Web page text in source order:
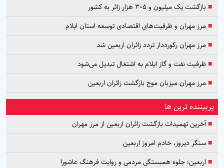
■بازگشت یک میلیون و ۳۰۵ هزار زائر به کشور
■مرز مهران و ظرفیت‌های اقتصادی توسعه استان ایلام
■مرز مهران رکورددار تردد زائران اربعین شد
■ظرفیت نفت و گاز ایلام به اشتغال تبدیل می‌شود
■مرز مهران میزبان موج بازگشت زائران اربعین
پربیننده ترین ها
■آخرین تهمیدات بازگشت زائران اربعین از مرز مهران
■سنگر دیروز، خادم امروز اربعین
■ اربعین؛ جلوه همبستگی مردمی و روایت فرهنگ عاشورا